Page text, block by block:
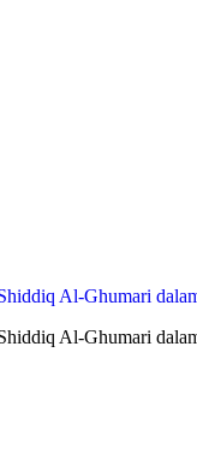
Al-Ghumari
Al-Ghumari